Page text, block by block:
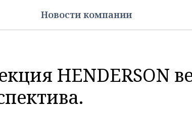
Новости компании
HENDERSON